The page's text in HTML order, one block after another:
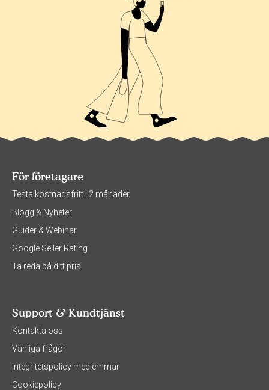
För företagare
Testa kostnadsfritt i 2 månader
Blogg & Nyheter
Guider & Webinar
Google Seller Rating
Ta reda på ditt pris
Support & Kundtjänst
Kontakta oss
Vanliga frågor
Integritetspolicy medlemmar
Cookiepolicy